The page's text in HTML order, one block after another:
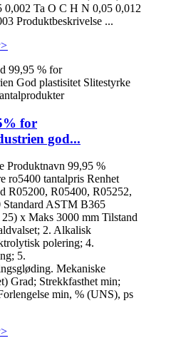
0,002 Ta O C H N 0,05 0,012
Produktbeskrivelse ...
>
for
god...
Produktnavn 99,95 %
ro5400 tantalpris Renhet
R05200, R05400, R05252,
ASTM B365
x Maks 3000 mm Tilstand
2. Alkalisk
polering; 4.
5.
Mekaniske
Grad; Strekkfasthet min;
min, % (UNS), ps
>